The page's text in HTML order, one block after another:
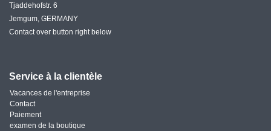
Tjaddehofstr. 6
Jemgum, GERMANY
Contact over button right below
Service à la clientèle
Vacances de l'entreprise
Contact
Paiement
examen de la boutique